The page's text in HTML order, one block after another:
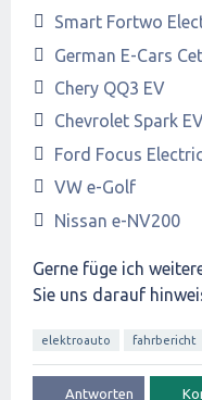
Smart Fortwo
German E-Cars
Chery QQ3 EV
Chevrolet Spark
Ford Focus Electric
VW e-Golf
Nissan e-NV200
Gerne füge ich
Sie uns darauf
elektroauto fahrbericht